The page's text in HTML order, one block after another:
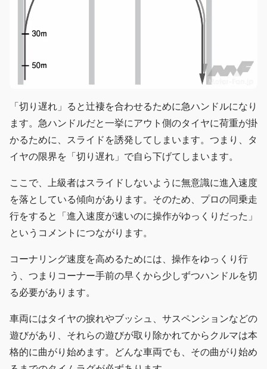
「切り遅れ」ると辻褄を合わせるために急ハンドルになり
ます。急ハンドルだと一挙にアウト側のタイヤに荷重が掛
かるために、スライドを誘発してしまいます。つまり、タ
イヤの限界を「切り遅れ」で自ら下げてしまいます。
ここで、上級者はスライドしないように無意識に進入速度
を落としている傾向があります。そのため、プロの同乗走
行をすると「進入速度が速いのに操作がゆっくりだった」
というコメントにつながります。
コーナリング速度を高めるためには、操作をゆっくり行
う、つまりコーナー手前の早くから少しずつハンドルを切
る必要があります。
車両にはタイヤの捩れやブッシュ、サスペンションなどの
遊びがあり、それらの遊びが取り除かれてからクルマは本
格的に曲がり始めます。どんな車両でも、その曲がり始め